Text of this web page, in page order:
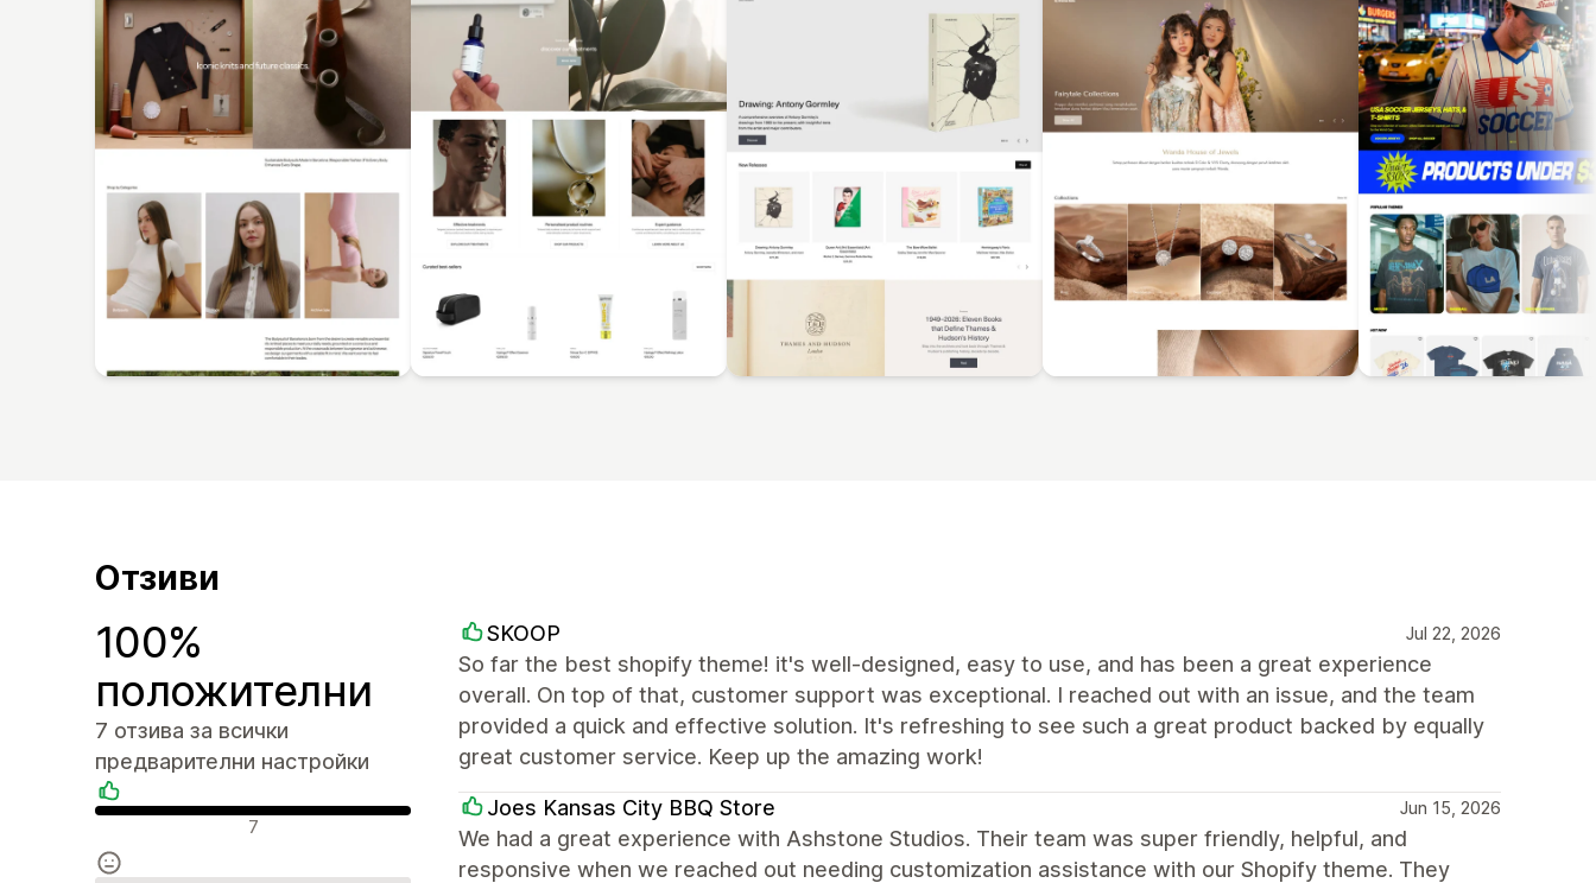
Отзиви
100%
положителни
7 отзива за всички
предварителни настройки
Положителни отзиви
7
SKOOP Jul 22, 2026
So far the best shopify theme! it's well-designed, easy to use, and has been a great experience
overall. On top of that, customer support was exceptional. I reached out with an issue, and the team
provided a quick and effective solution. It's refreshing to see such a great product backed by equally
great customer service. Keep up the amazing work!
Joes Kansas City BBQ Store Jun 15, 2026
We had a great experience with Ashstone Studios. Their team was super friendly, helpful, and
responsive when we reached out needing customization assistance with our Shopify theme. They